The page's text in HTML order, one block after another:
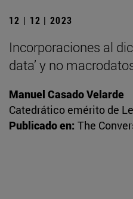
12 | 12 | 2023
Incorporaciones al
data’ y no
Manuel Casado Velarde
Catedrático emérito de
Publicado en: The